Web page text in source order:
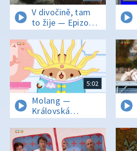
V divočině, tam
to žije — Epizoda
25/40
5:02
Molang —
Královská
prádelna